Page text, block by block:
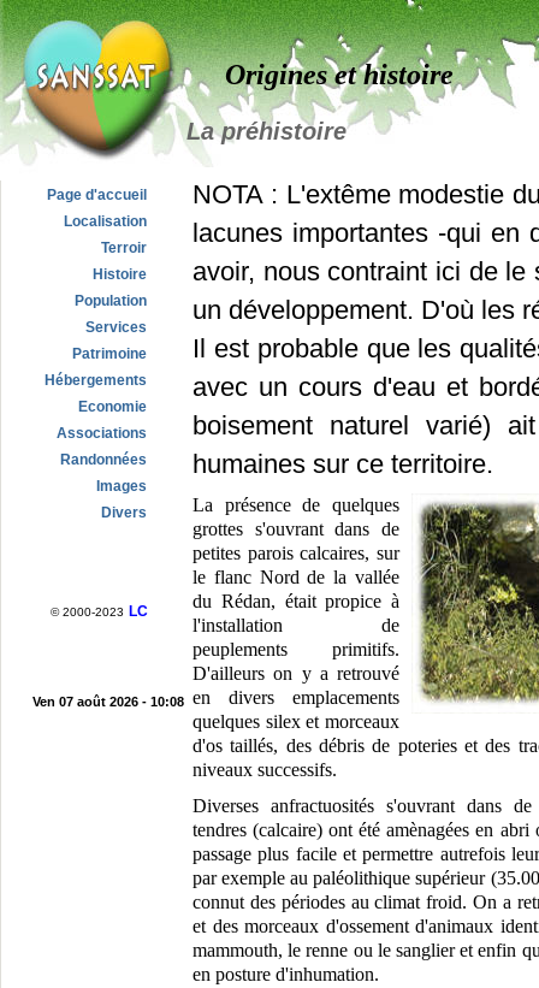
Page d'accueil
Localisation
Terroir
Histoire
Population
Services
Patrimoine
Hébergements
Economie
Associations
Randonnées
Images
Divers
© 2000-2023 LC
Ven 07 août 2026 - 10:08
Origines et histoire
La préhistoire
NOTA : L'extême modestie
lacunes importantes -qui en
avoir, nous contraint ici de
un développement. D'où les
Il est probable que les
avec un cours d'eau et
boisement naturel varié)
humaines sur ce territoire.
La présence de quelques
grottes s'ouvrant dans de
petites parois calcaires, sur
le flanc Nord de la vallée
du Rédan, était propice à
l'installation de
peuplements primitifs.
D'ailleurs on y a retrouvé
en divers emplacements
quelques silex et morceaux
d'os taillés, des débris de poteries et des
niveaux successifs.
Diverses anfractuosités s'ouvrant dans
tendres (calcaire) ont été amènagées en
passage plus facile et permettre autrefois
par exemple au paléolithique supérieur
connut des périodes au climat froid. On a
et des morceaux d'ossement d'animaux
mammouth, le renne ou le sanglier et enfin
en posture d'inhumation.